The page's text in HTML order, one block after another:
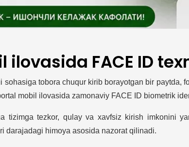
ilovasida FACE ID
sohasiga tobora chuqur kirib borayotgan bir
mobil ilovasida zamonaviy FACE ID biometrik
tizimga tezkor, qulay va xavfsiz kirish imkonini
darajadagi himoya asosida nazorat qilinadi.